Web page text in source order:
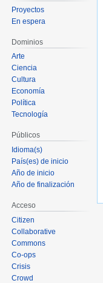
Proyectos
En espera
Dominios
Arte
Ciencia
Cultura
Economía
Política
Tecnología
Públicos
Idioma(s)
País(es) de inicio
Año de inicio
Año de finalización
Acceso
Citizen
Collaborative
Commons
Co-ops
Crisis
Crowd